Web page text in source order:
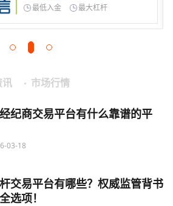
最低入金 最大杠杆
讯 市场行情
纪商交易平台有什么靠谱的平
03-18
交易平台有哪些？权威监管背书
选项！